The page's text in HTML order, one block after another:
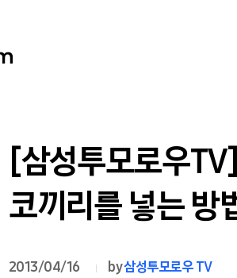
[삼성투모로우
코끼리를 넣는 방
2013/04/16 by삼성투모로우 TV